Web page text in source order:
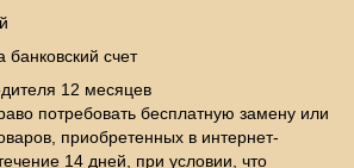
счет
12 месяцев
потребовать бесплатную замену или
приобретенных в интернет-
14 дней, при условии, что